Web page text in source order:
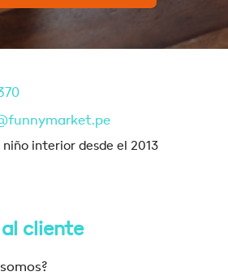
interior desde el 2013
cliente